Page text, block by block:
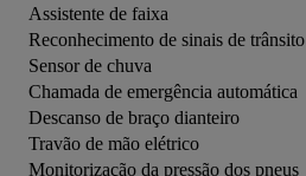
Assistente de faixa
Reconhecimento de sinais de trânsito
Sensor de chuva
Chamada de emergência automática
Descanso de braço dianteiro
Travão de mão elétrico
Monitorização da pressão dos pneus